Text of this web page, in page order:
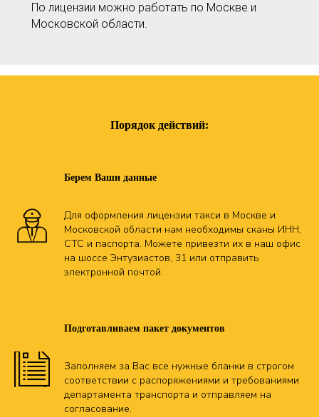
По лицензии можно работать по Москве и
Московской области.
Порядок действий:
Берем Ваши данные
Для оформления лицензии такси в Москве и
Московской области нам необходимы сканы ИНН,
СТС и паспорта. Можете привезти их в наш офис
на шоссе Энтузиастов, 31 или отправить
электронной почтой.
Подготавливаем пакет документов
Заполняем за Вас все нужные бланки в строгом
соответствии с распоряжениями и требованиями
департамента транспорта и отправляем на
согласование.